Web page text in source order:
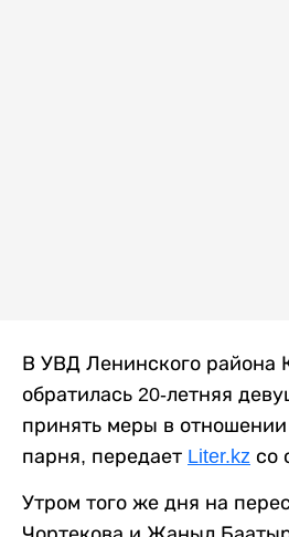
В УВД Ленинского района
обратилась 20-летняя
принять меры в
парня, передает Liter.kz со
Утром того же дня на